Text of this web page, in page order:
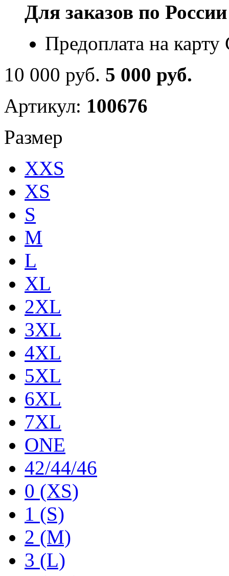
Для заказов по
Предоплата на
10 000 руб. 5 000 руб.
Артикул: 100676
Размер
XXS
XS
S
M
L
XL
2XL
3XL
4XL
5XL
6XL
7XL
ONE
42/44/46
0 (XS)
1 (S)
2 (M)
3 (L)